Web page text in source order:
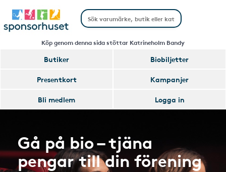
Köp genom denna sida stöttar Katrineholm Bandy
Butiker
Biobiljetter
Presentkort
Kampanjer
Bli medlem
Logga in
Gå på bio – tjäna
pengar till din förening